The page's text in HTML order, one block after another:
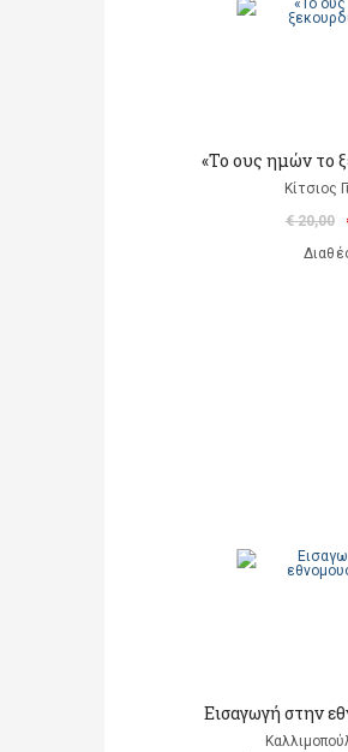
«Το ους ημών το
Κίτσιος
€ 20,00
Εισαγωγή στην